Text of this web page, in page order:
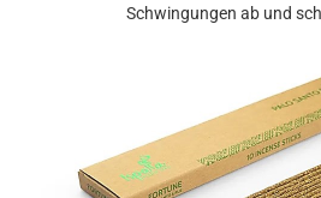
Schwingungen ab und